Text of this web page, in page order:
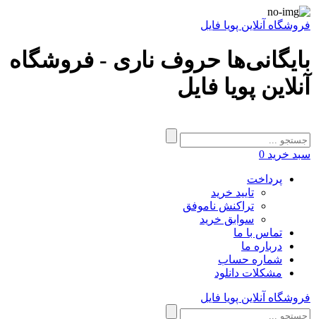
فروشگاه آنلاین پویا فایل
بایگانی‌ها حروف ناری - فروشگاه
آنلاین پویا فایل
سبد خرید 0
پرداخت
تایید خرید
تراکنش ناموفق
سوابق خرید
تماس با ما
درباره ما
شماره حساب
مشکلات دانلود
فروشگاه آنلاین پویا فایل